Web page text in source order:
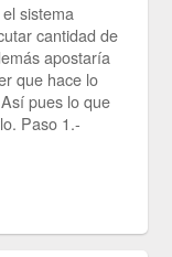
sistema
cantidad de
apostaría
que hace lo
pues lo que
Paso 1.-